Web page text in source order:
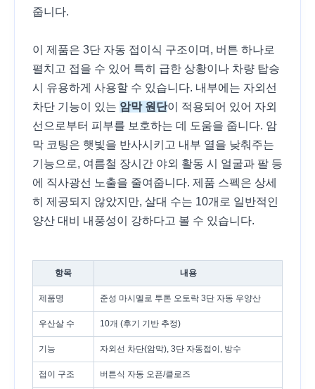
줍니다.
이 제품은 3단 자동 접이식 구조이며, 버튼 하나로
펼치고 접을 수 있어 특히 급한 상황이나 차량 탑승
시 유용하게 사용할 수 있습니다. 내부에는 자외선
차단 기능이 있는 암막 원단이 적용되어 있어 자외
선으로부터 피부를 보호하는 데 도움을 줍니다. 암
막 코팅은 햇빛을 반사시키고 내부 열을 낮춰주는
기능으로, 여름철 장시간 야외 활동 시 얼굴과 팔 등
에 직사광선 노출을 줄여줍니다. 제품 스펙은 상세
히 제공되지 않았지만, 살대 수는 10개로 일반적인
양산 대비 내풍성이 강하다고 볼 수 있습니다.
항목 내용
제품명 준성 마시멜로 투톤 오토락 3단 자동 우양산
우산살 수 10개 (후기 기반 추정)
기능 자외선 차단(암막), 3단 자동접이, 방수
접이 구조 버튼식 자동 오픈/클로즈